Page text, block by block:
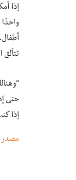
إذا
حتى
إذا
مصدر